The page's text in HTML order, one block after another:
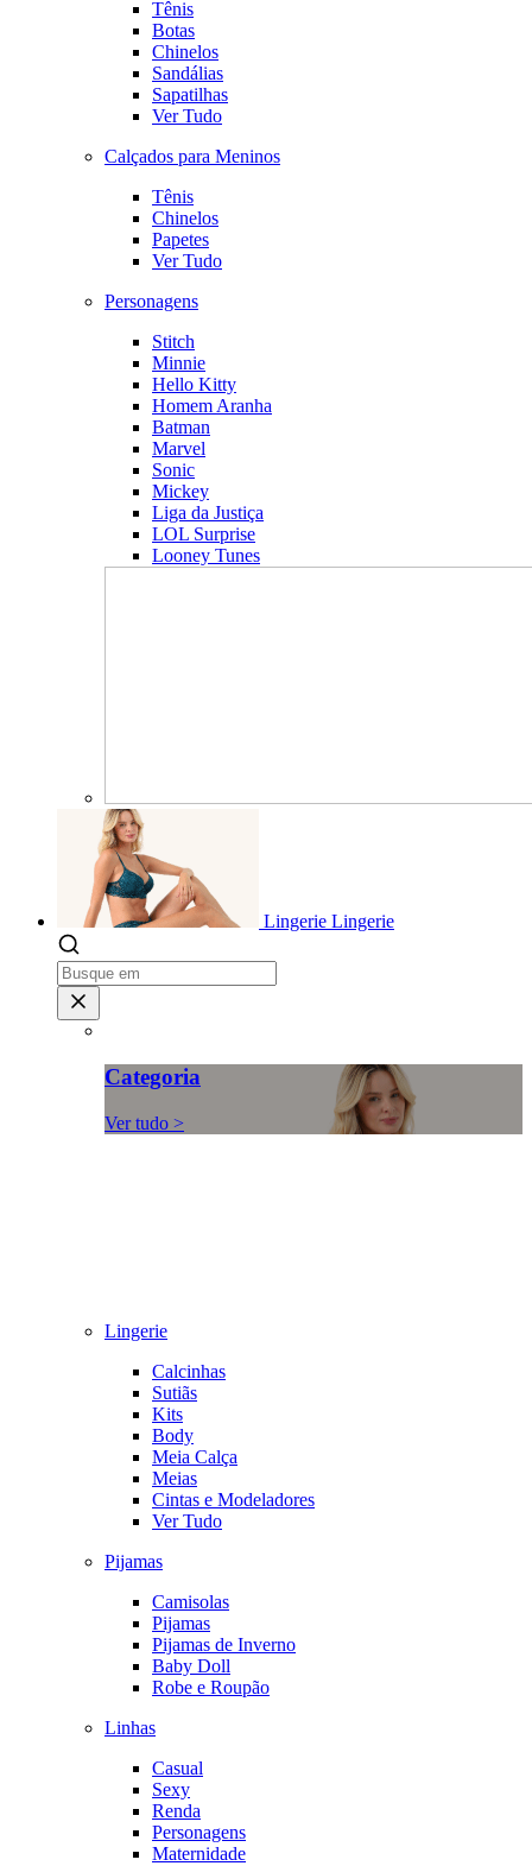
Tênis
Botas
Chinelos
Sandálias
Sapatilhas
Ver Tudo
Calçados para Meninos
Tênis
Chinelos
Papetes
Ver Tudo
Personagens
Stitch
Minnie
Hello Kitty
Homem Aranha
Batman
Marvel
Sonic
Mickey
Liga da Justiça
LOL Surprise
Looney Tunes
Lingerie Lingerie
Categoria
Ver tudo >
Lingerie
Calcinhas
Sutiãs
Kits
Body
Meia Calça
Meias
Cintas e Modeladores
Ver Tudo
Pijamas
Camisolas
Pijamas
Pijamas de Inverno
Baby Doll
Robe e Roupão
Linhas
Casual
Sexy
Renda
Personagens
Maternidade